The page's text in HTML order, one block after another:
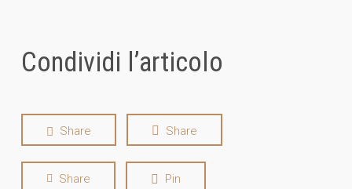
Condividi l’articolo
Share Share
Share Pin